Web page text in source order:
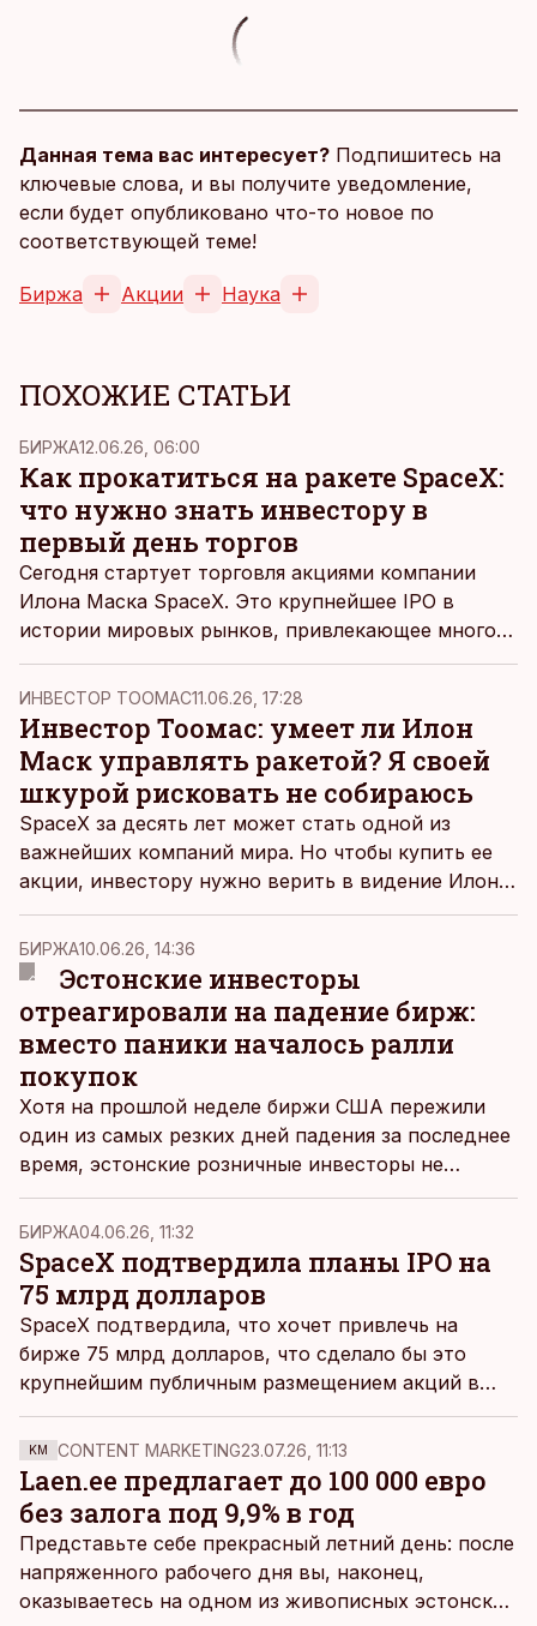
Данная тема вас интересует? Подпишитесь на
ключевые слова, и вы получите уведомление,
если будет опубликовано что-то новое по
соответствующей теме!
Биржа Акции Наука
ПОХОЖИЕ СТАТЬИ
БИРЖА12.06.26, 06:00
Как прокатиться на ракете SpaceX:
что нужно знать инвестору в
первый день торгов
Сегодня стартует торговля акциями компании
Илона Маска SpaceX. Это крупнейшее IPO в
истории мировых рынков, привлекающее много
внимания и создающее много шума. Как местный
инвестор или спекулянт может стать частью
этого события и что необходимо учитывать?
ИНВЕСТОР ТООМАС11.06.26, 17:28
Инвестор Тоомас: умеет ли Илон
Маск управлять ракетой? Я своей
шкурой рисковать не собираюсь
SpaceX за десять лет может стать одной из
важнейших компаний мира. Но чтобы купить ее
акции, инвестору нужно верить в видение Илона
Маска и быть готовым терпеть резкие колебания
цены. У меня, честно говоря, пока не такие
стальные нервы.
БИРЖА10.06.26, 14:36
Эстонские инвесторы
отреагировали на падение бирж:
вместо паники началось ралли
покупок
Хотя на прошлой неделе биржи США пережили
один из самых резких дней падения за последнее
время, эстонские розничные инвесторы не
бросились закрывать позиции.
БИРЖА04.06.26, 11:32
SpaceX подтвердила планы IPO на
75 млрд долларов
SpaceX подтвердила, что хочет привлечь на
бирже 75 млрд долларов, что сделало бы это
крупнейшим публичным размещением акций в
истории, сообщило Yahoo Finance.
KM CONTENT MARKETING23.07.26, 11:13
Laen.ee предлагает до 100 000 евро
без залога под 9,9% в год
Представьте себе прекрасный летний день: после
напряженного рабочего дня вы, наконец,
оказываетесь на одном из живописных эстонских